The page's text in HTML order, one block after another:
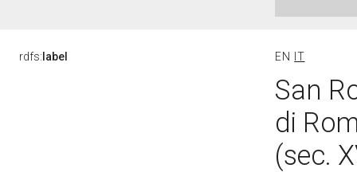
rdfs: label EN IT
San
di
(sec.